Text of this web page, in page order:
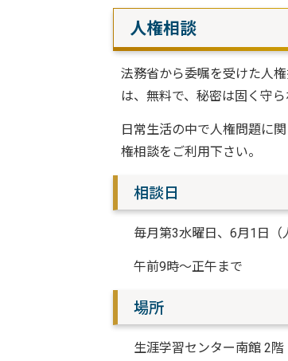
人権相談
法務省から委嘱を受けた人
は、無料で、秘密は固く守ら
日常生活の中で人権問題に
権相談をご利用下さい。
相談日
毎月第3水曜日、6月1日（
午前9時～正午まで
場所
生涯学習センター南館 2